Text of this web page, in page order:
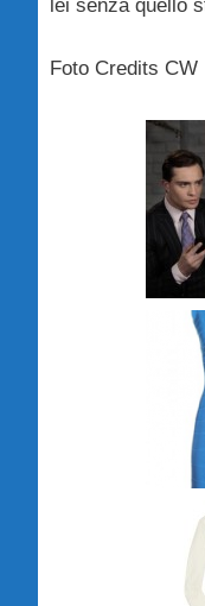
lei senza quello
Foto Credits CW